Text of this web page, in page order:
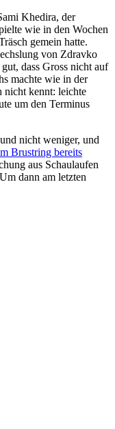
Khedira, der
wie in den Wochen
gemein hatte.
von Zdravko
dass Gross nicht auf
machte wie in der
nicht kennt: leichte
um den Terminus
nicht weniger, und
Brustring bereits
aus Schaulaufen
dann am letzten